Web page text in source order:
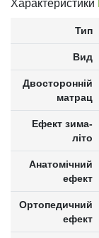
Характеристики
Тип
Вид
Двосторонній
матрац
Ефект зима-
літо
Анатомічний
ефект
Ортопедичний
ефект